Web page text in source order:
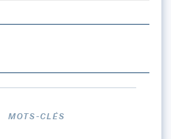
MOTS-CLÉS